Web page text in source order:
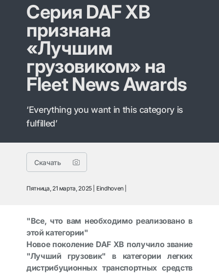
Серия DAF XB
признана
«Лучшим
грузовиком» на
Fleet News Awards
‘Everything you want in this category is
fulfilled’
Скачать
Пятница, 21 марта, 2025 Eindhoven
"Все, что вам необходимо реализовано в
этой категории"
Новое поколение DAF XB получило звание
"Лучший грузовик" в категории легких
дистрибуционных транспортных средств